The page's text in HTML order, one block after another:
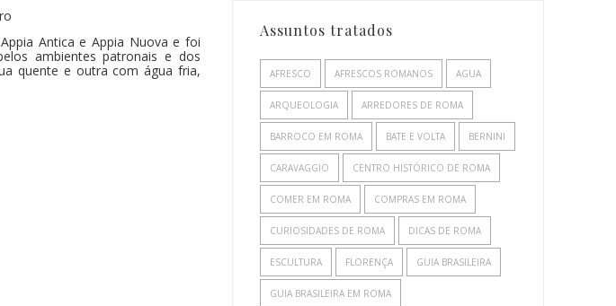
Appia Antica e Appia Nuova e foi
ambientes patronais e dos
quente e outra com água fria,
Assuntos tratados
AFRESCO AFRESCOS ROMANOS AGUA
ARQUEOLOGIA ARREDORES DE ROMA
BARROCO EM ROMA BATE E VOLTA BERNINI
CARAVAGGIO CENTRO HISTÓRICO DE ROMA
COMER EM ROMA COMPRAS EM ROMA
CURIOSIDADES DE ROMA DICAS DE ROMA
ESCULTURA FLORENÇA GUIA BRASILEIRA
GUIA BRASILEIRA EM ROMA